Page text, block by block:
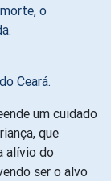
o
Ceará.
um cuidado
que
alívio do
ser o alvo